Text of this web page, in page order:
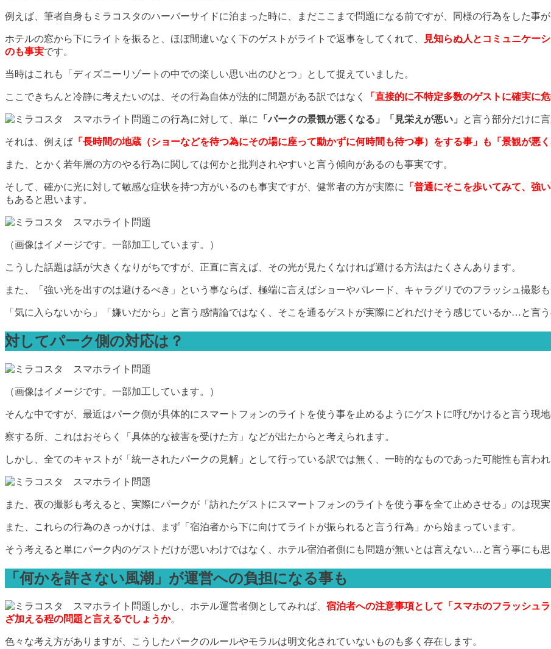
例えば、筆者自身もミラコスタのハーバーサイドに泊まった時に、まだここまで問題になる前ですが、同様の行為をした事が
ホテルの窓から下にライトを振ると、ほぼ間違いなく下のゲストがライトで返事をしてくれて、
見知らぬ人とコミュニケー
のも事実です。
当時はこれも「ディズニーリゾートの中での楽しい思い出のひとつ」として捉えていました。
ここできちんと冷静に考えたいのは、その行為自体が法的に問題がある訳ではなく 「直接的に不特定多数のゲストに確実に
この行為に対して、単に 「パークの景観が悪くなる」「見栄えが悪い」 と言う部分だけに
それは、例えば 「長時間の地蔵（ショーなどを待つ為にその場に座って動かずに何時間も待つ事）をする事」も「景観が悪
また、とかく若年層の方のやる行為に関しては何かと批判されやすいと言う傾向があるのも事実です。
そして、確かに光に対して敏感な症状を持つ方がいるのも事実ですが、健常者の方が実際に 「普通にそこを歩いてみて、強
もあると思います。
（画像はイメージです。一部加工しています。）
こうした話題は話が大きくなりがちですが、正直に言えば、その光が見たくなければ避ける方法はたくさんあります。
また、「強い光を出すのは避けるべき」という事ならば、極端に言えばショーやパレード、キャラグリでのフラッシュ撮影
「気に入らないから」「嫌いだから」と言う感情論ではなく、そこを通るゲストが実際にどれだけそう感じているか…と言
対してパーク側の対応は？
（画像はイメージです。一部加工しています。）
そんな中ですが、最近はパーク側が具体的にスマートフォンのライトを使う事を止めるようにゲストに呼びかけると言う現地
察する所、これはおそらく「具体的な被害を受けた方」などが出たからと考えられます。
しかし、全てのキャストが「統一されたパークの見解」として行っている訳では無く、一時的なものであった可能性も言われ
また、夜の撮影も考えると、実際にパークが「訪れたゲストにスマートフォンのライトを使う事を全て止めさせる」のは現実
また、これらの行為のきっかけは、まず「宿泊者から下に向けてライトが振られると言う行為」から始まっています。
そう考えると単にパーク内のゲストだけが悪いわけではなく、ホテル宿泊者側にも問題が無いとは言えない…と言う事にも思
「何かを許さない風潮」が運営への負担になる事も
しかし、ホテル運営者側としてみれば、 宿泊者への注意事項として「スマホのフラッシュ
ざ加える程の問題と言えるでしょうか。
色々な考え方がありますが、こうしたパークのルールやモラルは明文化されていないものも多く存在します。